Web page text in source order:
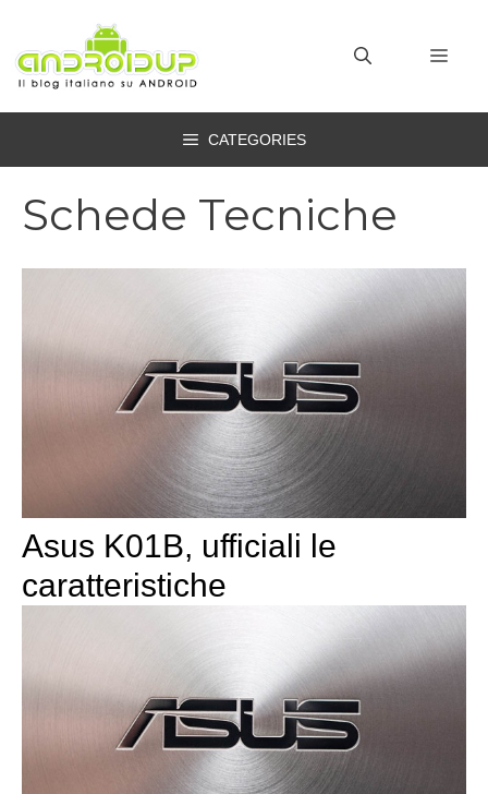
contenuto
CATEGORIES
Schede Tecniche
Asus K01B, ufficiali le
caratteristiche